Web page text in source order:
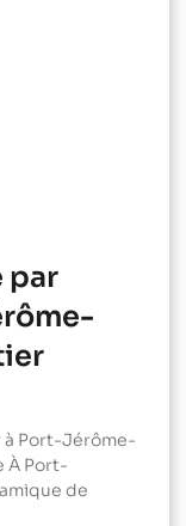
par
à Port-Jérôme-
À Port-
de